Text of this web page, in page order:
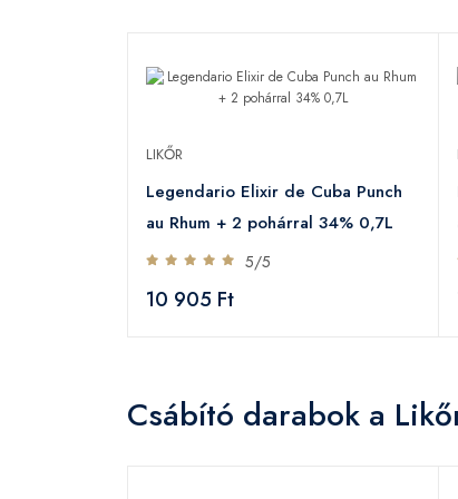
LIKŐR
Legendario Elixir de Cuba Punch
au Rhum + 2 pohárral 34% 0,7L
5/5
10 905 Ft
Csábító darabok a